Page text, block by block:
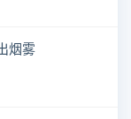
烟雾